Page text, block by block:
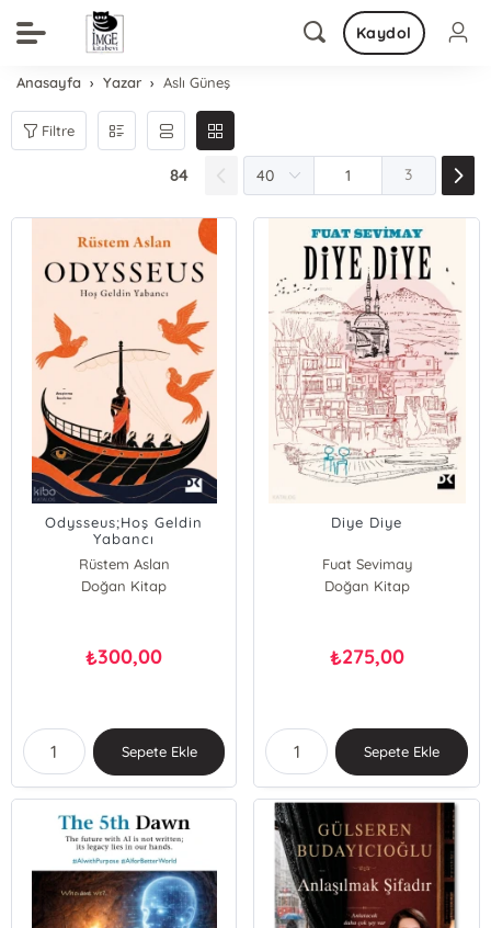
Kaydol
Anasayfa Yazar Aslı Güneş
Filtre
84 3
Odysseus;Hoş Geldin
Yabancı
Rüstem Aslan
Doğan Kitap
₺300,00
Sepete Ekle
Diye Diye
Fuat Sevimay
Doğan Kitap
₺275,00
Sepete Ekle